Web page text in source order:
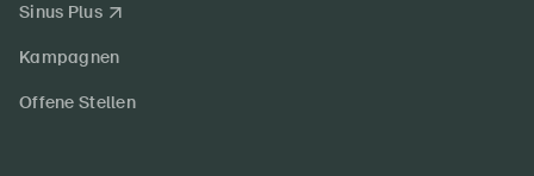
Sinus Plus
Kampagnen
Offene Stellen